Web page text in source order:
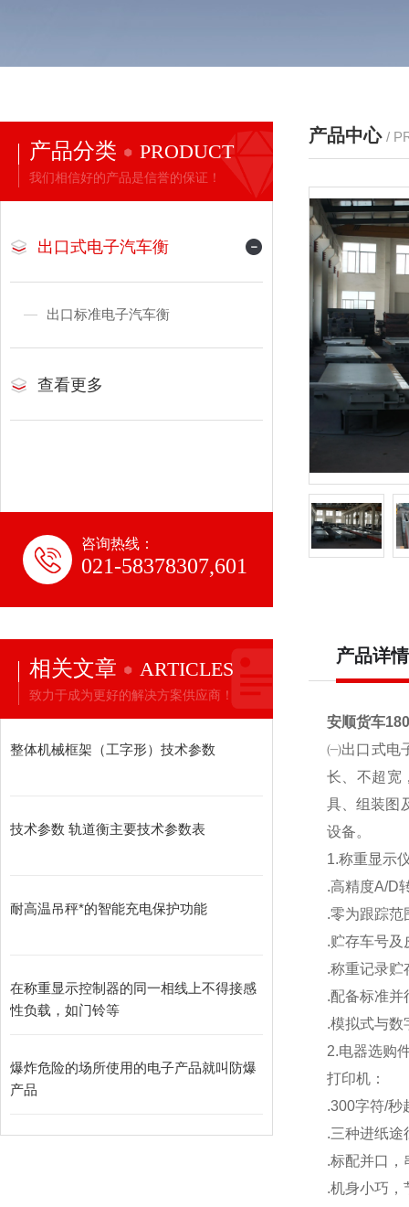
产品分类 PRODUCT
我们相信好的产品是信誉的保证！
出口式电子汽车衡
出口标准电子汽车衡
查看更多
咨询热线：
021-58378307,601
相关文章 ARTICLES
致力于成为更好的解决方案供应商！
整体机械框架（工字形）技术参数
技术参数 轨道衡主要技术参数表
耐高温吊秤*的智能充电保护功能
在称重显示控制器的同一相线上不得接感
性负载，如门铃等
爆炸危险的场所使用的电子产品就叫防爆
产品
产品中心 /
产品详情
安顺货车
㈠出口式电
长、不超宽
具、组装图
设备。
1.称重显示
.高精度A/D
.零为跟踪范
.贮存车号及
.称重记录贮
.配备标准并
.模拟式与数
2.电器选购
打印机：
.300字符/秒
.三种进纸途
.标配并口，
.机身小巧，